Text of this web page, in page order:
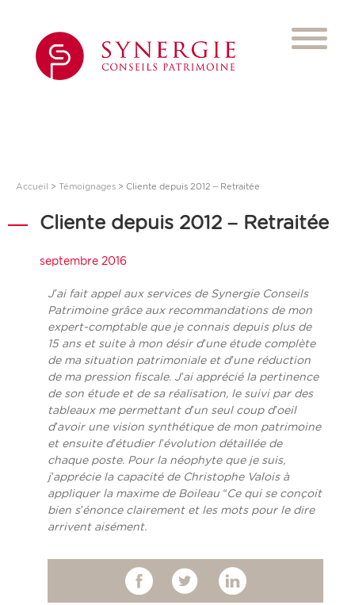
Accueil > Témoignages > Cliente depuis 2012 – Retraitée
Cliente depuis 2012 – Retraitée
septembre 2016
J’ai fait appel aux services de Synergie Conseils
Patrimoine grâce aux recommandations de mon
expert-comptable que je connais depuis plus de
15 ans et suite à mon désir d’une étude complète
de ma situation patrimoniale et d’une réduction
de ma pression fiscale. J’ai apprécié la pertinence
de son étude et de sa réalisation, le suivi par des
tableaux me permettant d’un seul coup d’oeil
d’avoir une vision synthétique de mon patrimoine
et ensuite d’étudier l’évolution détaillée de
chaque poste. Pour la néophyte que je suis,
j’apprécie la capacité de Christophe Valois à
appliquer la maxime de Boileau “Ce qui se conçoit
bien s’énonce clairement et les mots pour le dire
arrivent aisément.